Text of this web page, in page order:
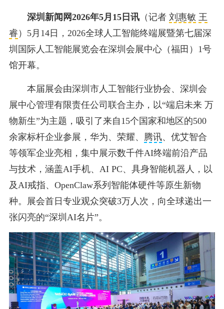
深圳新闻网2026年5月15日讯（记者 刘惠敏 王
睿 ）5月14日，2026全球人工智能终端展暨第七届深
圳国际人工智能展览会在深圳会展中心（福田）1号
馆开幕。
本届展会由深圳市人工智能行业协会、深圳会
展中心管理有限责任公司联合主办，以“端启未来 万
物新生”为主题，吸引了来自15个国家和地区的500
余家标杆企业参展，华为、荣耀、
腾讯、优艾智合
等领军企业亮相，集中展示数千件AI终端前沿产品
与技术，涵盖AI手机、AI PC、具身智能机器人，以
及AI戒指、OpenClaw系列智能体硬件等原生新物
种。展会首日专业观众突破3万人次，向全球递出一
张闪亮的“深圳AI名片”。